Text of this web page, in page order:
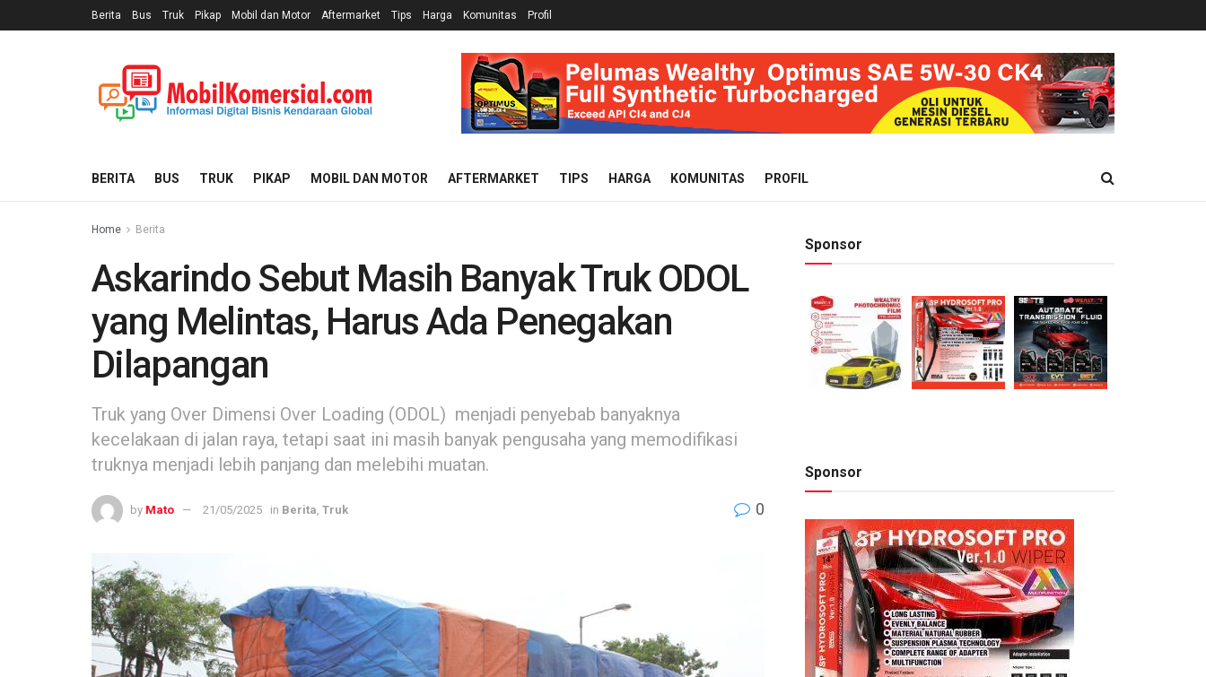
Berita Bus Truk Pikap Mobil dan Motor Aftermarket Tips Harga Komunitas Profil
BERITA BUS TRUK PIKAP MOBIL DAN MOTOR AFTERMARKET TIPS HARGA KOMUNITAS PROFIL
Home Berita
Askarindo Sebut Masih Banyak Truk ODOL
yang Melintas, Harus Ada Penegakan
Dilapangan
Truk yang Over Dimensi Over Loading (ODOL) menjadi penyebab banyaknya
kecelakaan di jalan raya, tetapi saat ini masih banyak pengusaha yang memodifikasi
truknya menjadi lebih panjang dan melebihi muatan.
by Mato 21/05/2025 in Berita Truk 0
Sponsor
Sponsor